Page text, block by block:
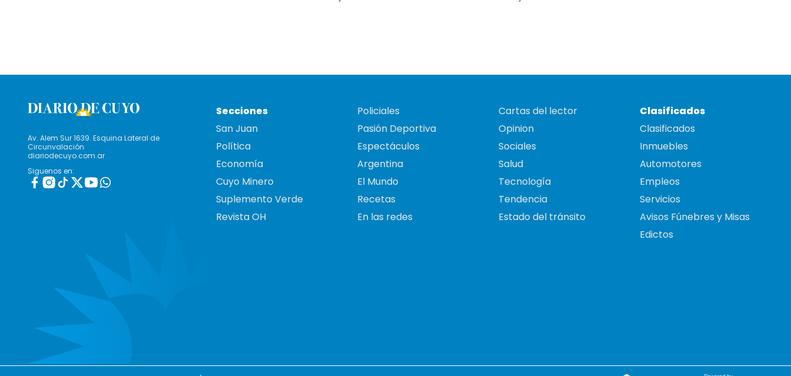
Av. Alem Sur 1639. Esquina Lateral de
Circunvalación
diariodecuyo.com.ar
Siguenos en:
Secciones
San Juan
Política
Economía
Cuyo Minero
Suplemento Verde
Revista OH
Policiales
Pasión Deportiva
Espectáculos
Argentina
El Mundo
Recetas
En las redes
Cartas del lector
Opinion
Sociales
Salud
Tecnología
Tendencia
Estado del tránsito
Clasificados
Clasificados
Inmuebles
Automotores
Empleos
Servicios
Avisos Fúnebres y Misas
Edictos